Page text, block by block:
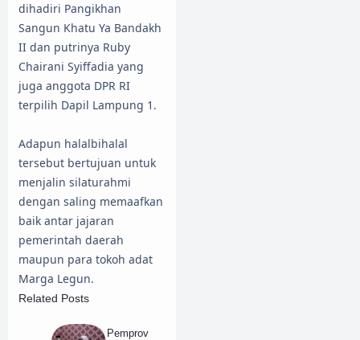
dihadiri Pangikhan
Sangun Khatu Ya Bandakh
II dan putrinya Ruby
Chairani Syiffadia yang
juga anggota DPR RI
terpilih Dapil Lampung 1.
Adapun halalbihalal
tersebut bertujuan untuk
menjalin silaturahmi
dengan saling memaafkan
baik antar jajaran
pemerintah daerah
maupun para tokoh adat
Marga Legun.
Related Posts
Pemprov